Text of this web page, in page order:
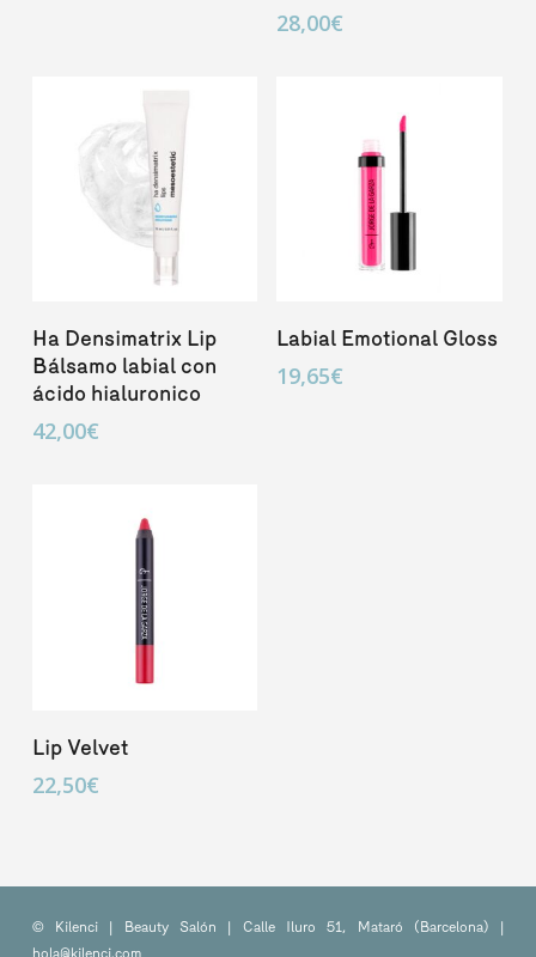
28,00€
Añadir Al Carrito
Ha Densimatrix Lip
Bálsamo labial con
ácido hialuronico
42,00€
Añadir Al Carrito
Labial Emotional Gloss
19,65€
Lip Velvet
22,50€
© Kilenci | Beauty Salón | Calle Iluro 51, Mataró (Barcelona) |
hola@kilenci.com